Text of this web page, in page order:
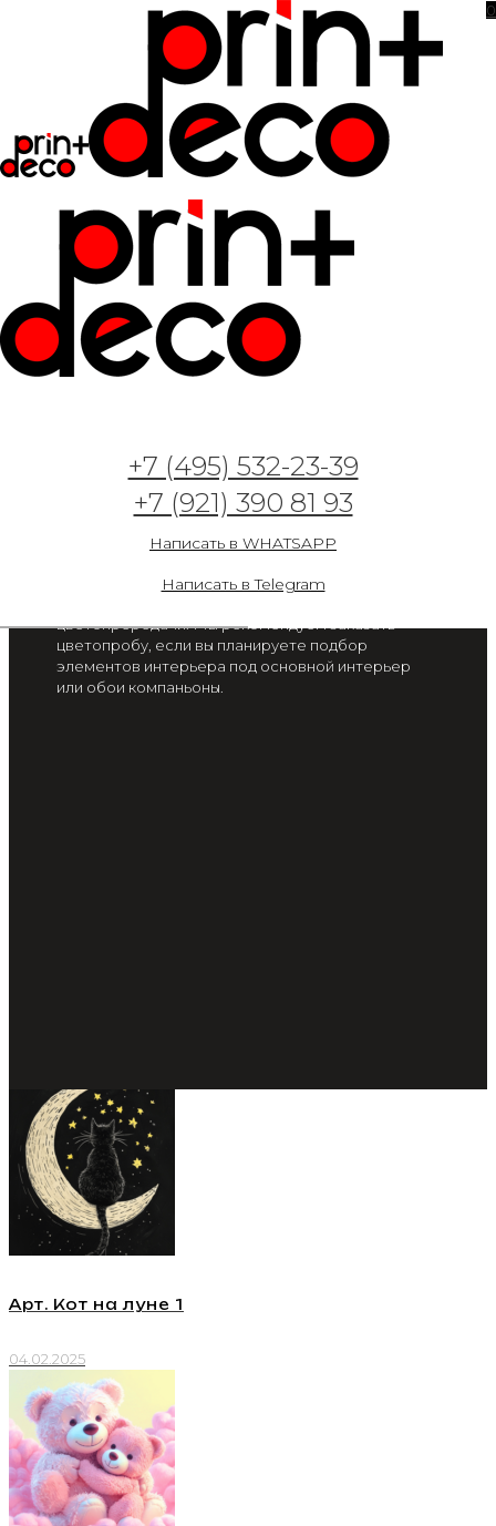
+7 (495) 532-23-39
+7 (921) 390 81 93
Написать в WHATSAPP
Написать в Telegram
0
Арт. Плюшевые мишки 2
от 2 300 руб. / м2
может отличаться от цвета готового изделия, в
цветопрередачи. Мы рекомендуем заказать
цветопробу, если вы планируете подбор
элементов интерьера под основной интерьер
или обои компаньоны.
Арт. Кот на луне 1
04.02.2025